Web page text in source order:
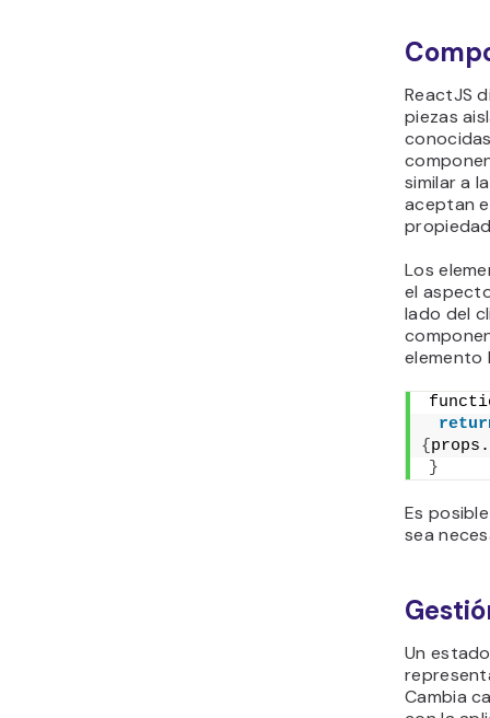
ReactJS
piezas
similar a
aceptan
Los
el
lado del
elemento
{ props.
}
Es
sea
Un
Cambia